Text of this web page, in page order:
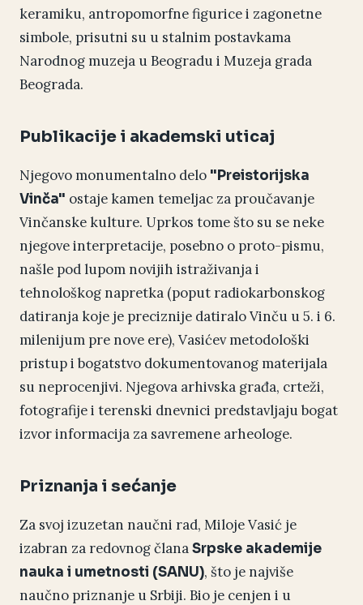
keramiku, antropomorfne figurice i zagonetne
simbole, prisutni su u stalnim postavkama
Narodnog muzeja u Beogradu i Muzeja grada
Beograda.
Publikacije i akademski uticaj
Njegovo monumentalno delo "Preistorijska
Vinča" ostaje kamen temeljac za proučavanje
Vinčanske kulture. Uprkos tome što su se neke
njegove interpretacije, posebno o proto-pismu,
našle pod lupom novijih istraživanja i
tehnološkog napretka (poput radiokarbonskog
datiranja koje je preciznije datiralo Vinču u 5. i 6.
milenijum pre nove ere), Vasićev metodološki
pristup i bogatstvo dokumentovanog materijala
su neprocenjivi. Njegova arhivska građa, crteži,
fotografije i terenski dnevnici predstavljaju bogat
izvor informacija za savremene arheologe.
Priznanja i sećanje
Za svoj izuzetan naučni rad, Miloje Vasić je
izabran za redovnog članaSrpske akademije
nauka i umetnosti (SANU), što je najviše
naučno priznanje u Srbiji. Bio je cenjen i u